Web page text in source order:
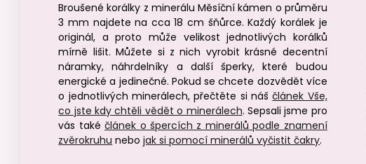
Broušené korálky z minerálu Měsíční kámen o průměru
3 mm najdete na cca 18 cm šňůrce. Každý korálek je
originál, a proto může velikost jednotlivých korálků
mírně lišit. Můžete si z nich vyrobit krásné decentní
náramky, náhrdelníky a další šperky, které budou
energické a jedinečné. Pokud se chcete dozvědět více
o jednotlivých minerálech, přečtěte si náščlánek Vše,
co jste kdy chtěli vědět o minerálech. Sepsali jsme pro
vás takéčlánek o špercích z minerálů podle znamení
zvěrokruhu nebojak si pomocí minerálů vyčistit čakry.